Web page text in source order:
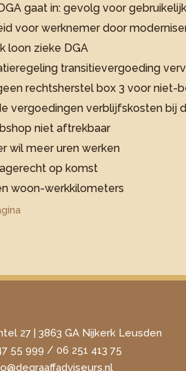
gaat in: gevolg voor
voor werknemer door
loon zieke DGA
transitievergoeding
rechtsherstel box 3 voor niet-
vergoedingen verblijfskosten bij
niet aftrekbaar
wil meer uren werken
op komst
woon-werkkilometers
27 | 3863 GA Nijkerk Leusden
55 999 / 06 251 413 75